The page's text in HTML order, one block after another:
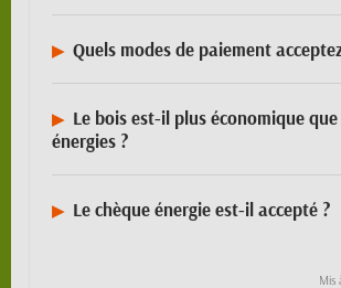
Quels modes de paiement
Le bois est-il plus économique
énergies ?
Le chèque énergie est-il accepté ?
Mis